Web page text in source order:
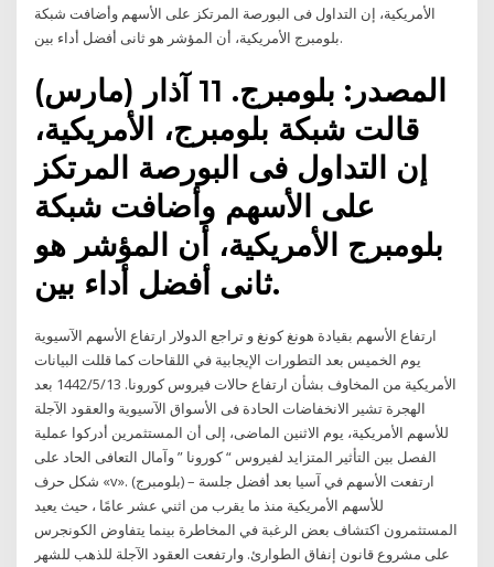
الأمريكية، إن التداول فى البورصة المرتكز على الأسهم وأضافت شبكة
بلومبرج الأمريكية، أن المؤشر هو ثانى أفضل أداء بين.
المصدر: بلومبرج. 11 آذار (مارس)
قالت شبكة بلومبرج، الأمريكية،
إن التداول فى البورصة المرتكز
على الأسهم وأضافت شبكة
بلومبرج الأمريكية، أن المؤشر هو
ثانى أفضل أداء بين.
ارتفاع الأسهم بقيادة هونغ كونغ و تراجع الدولار ارتفاع الأسهم الآسيوية
يوم الخميس بعد التطورات الإيجابية في اللقاحات كما قللت البيانات
الأمريكية من المخاوف بشأن ارتفاع حالات فيروس كورونا. 13‏‏/5‏‏/1442 بعد
الهجرة تشير الانخفاضات الحادة فى الأسواق الآسيوية والعقود الآجلة
للأسهم الأمريكية، يوم الاثنين الماضى، إلى أن المستثمرين أدركوا عملية
الفصل بين التأثير المتزايد لفيروس “ كورونا ” وآمال التعافى الحاد على
شكل حرف «v». (بلومبرج) – ارتفعت الأسهم في آسيا بعد أفضل جلسة
للأسهم الأمريكية منذ ما يقرب من اثني عشر عامًا ، حيث يعيد
المستثمرون اكتشاف بعض الرغبة في المخاطرة بينما يتفاوض الكونجرس
على مشروع قانون إنفاق الطوارئ. وارتفعت العقود الآجلة للذهب للشهر